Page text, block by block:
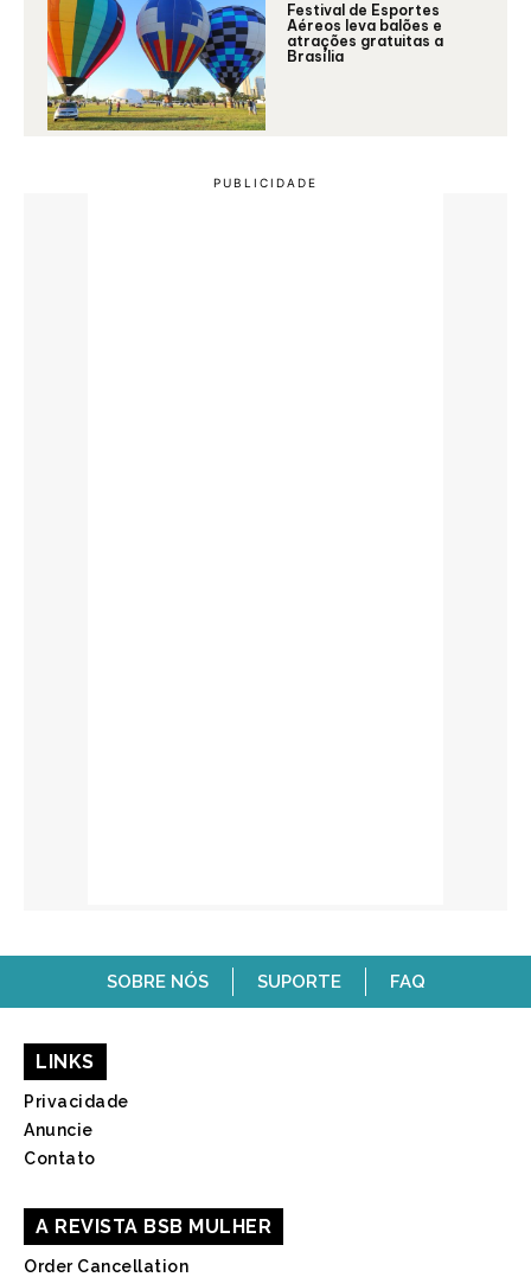
Festival de Esportes
Aéreos leva balões e
atrações gratuitas a
Brasília
SOBRE NÓS SUPORTE FAQ
LINKS
Privacidade
Anuncie
Contato
A REVISTA BSB MULHER
Order Cancellation